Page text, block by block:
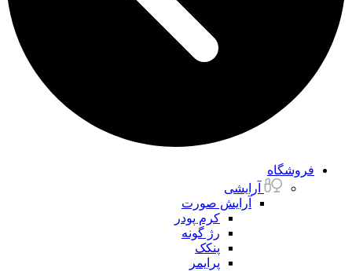
فروشگاه
آرایشی
آرایش صورت
کرم پودر
رژ گونه
پنکک
پرایمر